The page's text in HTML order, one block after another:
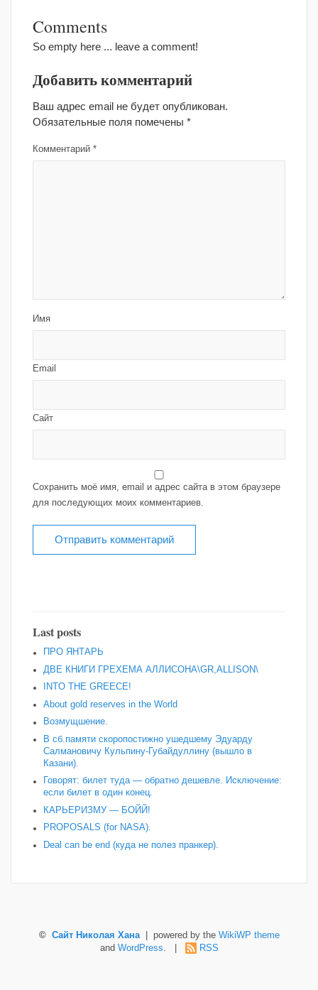
Comments
So empty here ... leave a comment!
Добавить комментарий
Ваш адрес email не будет опубликован.
Обязательные поля помечены *
Комментарий *
Имя
Email
Сайт
Сохранить моё имя, email и адрес сайта в этом браузере
для последующих моих комментариев.
Last posts
ПРО ЯНТАРЬ
ДВЕ КНИГИ ГРЕХЕМА АЛЛИСОНА\GR,ALLISON\
INTO THE GREECE!
About gold reserves in the World
Возмущшение.
В сб.памяти скоропостижно ушедшему Эдуарду
Салмановичу Кульпину-Губайдуллину (вышло в
Казани).
Говорят: билет туда — обратно дешевле. Исключение:
если билет в один конец.
КАРЬЕРИЗМУ — БОЙЙ!
PROPOSALS (for NASA).
Deal can be end (куда не полез пранкер).
© Сайт Николая Хана| powered by the WikiWP theme
and WordPress RSS